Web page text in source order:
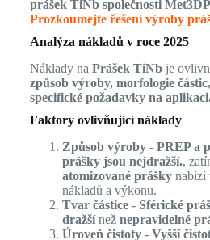
prášek TiNb společnosti Met3DP
Prozkoumejte řešení výroby
Analýza nákladů v roce 2025
Náklady na Prášek TiNbje
způsob výroby, morfologie
specifické požadavky na
Faktory ovlivňující náklady
Způsob výroby- PREP a
prášky jsou nejdražší.,
atomizované práškynabízí
nákladů a výkonu.
Tvar částice- Sférické
dražšínež nepravidelné
Úroveň čistoty- Vyšší